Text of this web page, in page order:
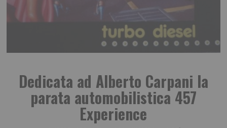
Dedicata ad Alberto Carpani la
parata automobilistica 457
Experience